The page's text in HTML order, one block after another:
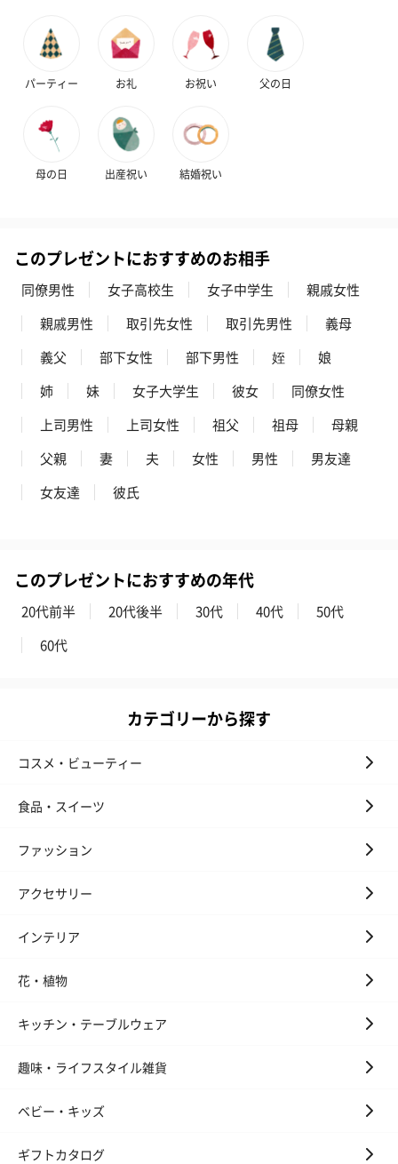
（2,390円）
（1,760円）
紅茶・コーヒー・スイーツ
紅茶・コーヒー・スイーツを同梱してお届けいたします。ギフト
への＋αにおすすめです。
アールグレイ（HAPPY
BIRTHDAY TO YOU）
（660円）
アールグレイティー
（660円）
フルーツティ
円）
スイーツ
ゼリーバウム カット
（レモン＆紅茶）（432
麦わらパンダバウム
（バナナ味）（540円）
スキンケアグッズを同梱してお届けします。
ハンドクリーム3本セッ
シャワージェル＆ハン
（2,145円）
シャワージェ
ッシュローズ
リラックスグッズ
パーティー お礼 お祝い 父の日
母の日 出産祝い 結婚祝い
このプレゼントにおすすめのお相手
同僚男性 女子高校生 女子中学生
親戚女性
親戚男性
取引先女性 取引先男性
義母
義父
部下女性 部下男性 姪
娘
姉
妹 女子大学生 彼女
同僚女性
上司男性
上司女性 祖父 祖母
母親
父親
妻 夫 女性 男性
男友達
女友達
彼氏
このプレゼントにおすすめの年代
20代前半 20代後半 30代 40代
50代
60代
カテゴリーから探す
コスメ・ビューティー
食品・スイーツ
ファッション
アクセサリー
インテリア
花・植物
キッチン・テーブルウェア
趣味・ライフスタイル雑貨
ベビー・キッズ
ギフトカタログ